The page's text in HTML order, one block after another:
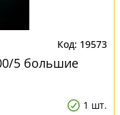
19573
5 большие
1 шт.